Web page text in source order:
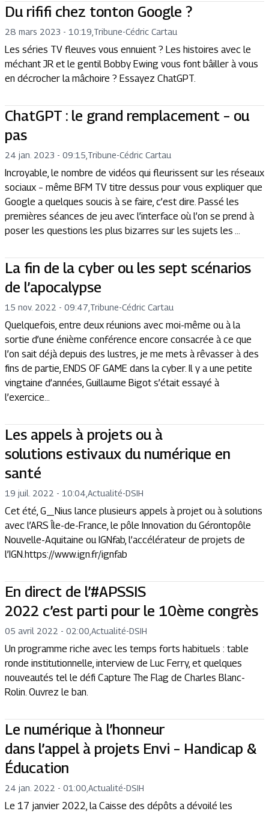
Du rififi chez tonton Google ?
28 mars 2023 - 10:19 Tribune-Cédric Cartau
Les séries TV fleuves vous ennuient ? Les histoires avec le
méchant JR et le gentil Bobby Ewing vous font bâiller à vous
en décrocher la mâchoire ? Essayez ChatGPT.
ChatGPT : le grand remplacement – ou
pas
24 jan. 2023 - 09:15 Tribune-Cédric Cartau
Incroyable, le nombre de vidéos qui fleurissent sur les réseaux
sociaux – même BFM TV titre dessus pour vous expliquer que
Google a quelques soucis à se faire, c’est dire. Passé les
premières séances de jeu avec l’interface où l’on se prend à
poser les questions les plus bizarres sur les sujets les ...
La fin de la cyber ou les sept scénarios
de l’apocalypse
15 nov. 2022 - 09:47 Tribune-Cédric Cartau
Quelquefois, entre deux réunions avec moi-même ou à la
sortie d’une énième conférence encore consacrée à ce que
l’on sait déjà depuis des lustres, je me mets à rêvasser à des
fins de partie, ENDS OF GAME dans la cyber. Il y a une petite
vingtaine d’années, Guillaume Bigot s’était essayé à
l’exercice...
Les appels à projets ou à
solutions estivaux du numérique en
santé
19 juil. 2022 - 10:04 Actualité-DSIH
Cet été, G_Nius lance plusieurs appels à projet ou à solutions
avec l’ARS Île-de-France, le pôle Innovation du Gérontopôle
Nouvelle-Aquitaine ou IGNfab, l’accélérateur de projets de
l’IGN.https://www.ign.fr/ignfab
En direct de l’#APSSIS
2022 c’est parti pour le 10ème congrès
05 avril 2022 - 02:00 Actualité-DSIH
Un programme riche avec les temps forts habituels : table
ronde institutionnelle, interview de Luc Ferry, et quelques
nouveautés tel le défi Capture The Flag de Charles Blanc-
Rolin. Ouvrez le ban.
Le numérique à l’honneur
dans l’appel à projets Envi – Handicap &
Éducation
24 jan. 2022 - 01:00 Actualité-DSIH
Le 17 janvier 2022, la Caisse des dépôts a dévoilé les